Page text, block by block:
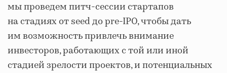
мы проведем питч-сессии стартапов
на стадиях от seed до pre-IPO, чтобы дать
им возможность привлечь внимание
инвесторов, работающих с той или иной
стадией зрелости проектов, и потенциальных